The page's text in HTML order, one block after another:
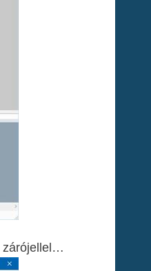
zárójellel…